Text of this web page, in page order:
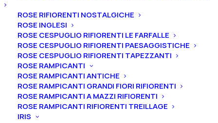
ROSE RIFIORENTI NOSTALGICHE
ROSE INGLESI
ROSE CESPUGLIO RIFIORENTI LE FARFALLE
ROSE CESPUGLIO RIFIORENTI PAESAGGISTICHE
ROSE CESPUGLIO RIFIORENTI TAPEZZANTI
ROSE RAMPICANTI
ROSE RAMPICANTI ANTICHE
ROSE RAMPICANTI GRANDI FIORI RIFIORENTI
ROSE RAMPICANTI A MAZZI RIFIORENTI
ROSE RAMPICANTI RIFIORENTI TREILLAGE
IRIS
Tutti i prodotti